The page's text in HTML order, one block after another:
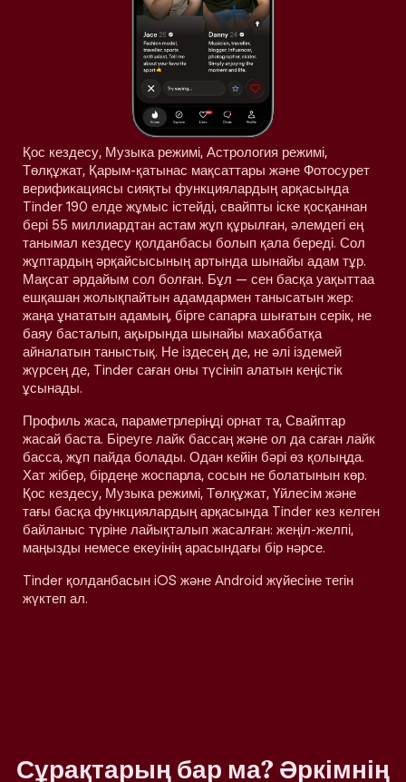
Қос кездесу, Музыка режимі, Астрология режимі,
Төлқұжат, Қарым-қатынас мақсаттары және Фотосурет
верификациясы сияқты функциялардың арқасында
Tinder 190 елде жұмыс істейді, свайпты іске қосқаннан
бері 55 миллиардтан астам жұп құрылған, әлемдегі ең
танымал кездесу қолданбасы болып қала береді. Сол
жұптардың әрқайсысының артында шынайы адам тұр.
Мақсат әрдайым сол болған. Бұл — сен басқа уақыттаа
ешқашан жолықпайтын адамдармен танысатын жер:
жаңа ұнататын адамың, бірге сапарға шығатын серік, не
баяу басталып, ақырында шынайы махаббатқа
айналатын таныстық. Не іздесең де, не әлі іздемей
жүрсең де, Tinder саған оны түсініп алатын кеңістік
ұсынады.
Профиль жаса, параметрлеріңді орнат та, Свайптар
жасай баста. Біреуге лайк бассаң және ол да саған лайк
басса, жұп пайда болады. Одан кейін бәрі өз қолыңда.
Хат жібер, бірдеңе жоспарла, сосын не болатынын көр.
Қос кездесу, Музыка режимі, Төлқұжат, Үйлесім және
тағы басқа функциялардың арқасында Tinder кез келген
байланыс түріне лайықталып жасалған: жеңіл-желпі,
маңызды немесе екеуінің арасындағы бір нәрсе.
Tinder қолданбасын iOS және Android жүйесіне тегін
жүктеп ал.
Сұрақтарың бар ма? Әркімнің